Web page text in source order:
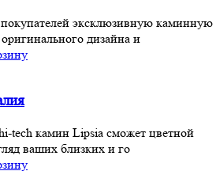
эксклюзивную каминную
дизайна и
tech камин Lipsia сможет цветной
ваших близких и го